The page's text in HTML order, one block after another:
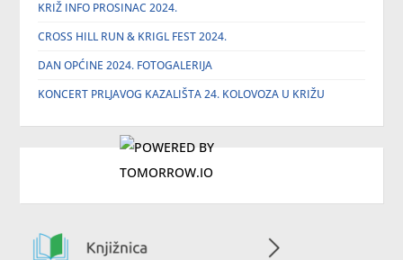
KRIŽ INFO PROSINAC 2024.
CROSS HILL RUN & KRIGL FEST 2024.
DAN OPĆINE 2024. FOTOGALERIJA
KONCERT PRLJAVOG KAZALIŠTA 24. KOLOVOZA U KRIŽU